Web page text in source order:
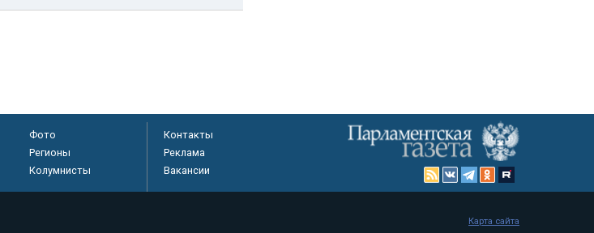
Фото
Регионы
Колумнисты
Контакты
Реклама
Вакансии
Карта сайта